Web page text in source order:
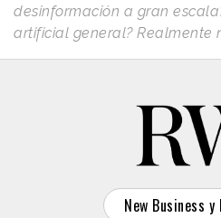
desinformación a gran
artificial general? Realmente
New Business